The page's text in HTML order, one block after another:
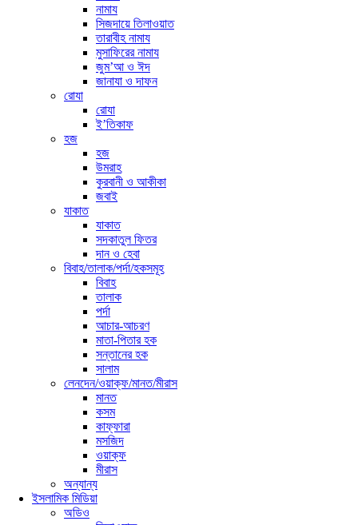
নামায
সিজদায়ে তিলাওয়াত
তারাবীহ নামায
মুসাফিরের নামায
জুম’আ ও ঈদ
জানাযা ও দাফন
রোযা
রোযা
ই’তিকাফ
হজ
হজ
উমরাহ
কুরবানী ও আকীকা
জবাই
যাকাত
যাকাত
সদকাতুল ফিতর
দান ও হেবা
বিবাহ/তালাক/পর্দা/হকসমূহ
বিবাহ
তালাক
পর্দা
আচার-আচরণ
মাতা-পিতার হক
সন্তানের হক
সালাম
লেনদেন/ওয়াক্ফ/মানত/মীরাস
মানত
কসম
কাফ্ফারা
মসজিদ
ওয়াক্ফ
মীরাস
অন্যান্য
ইসলামিক মিডিয়া
অডিও